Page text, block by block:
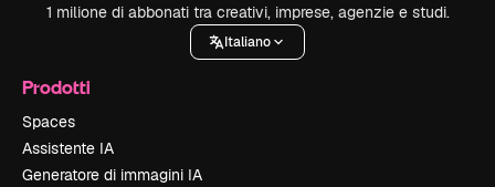
1 milione di abbonati tra creativi, imprese, agenzie e studi.
Italiano
Prodotti
Spaces
Assistente IA
Generatore di immagini IA